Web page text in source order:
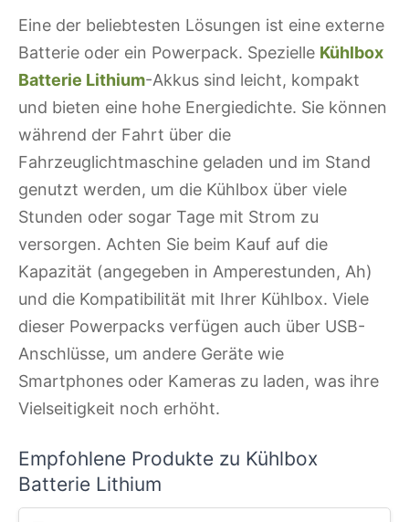
Eine der beliebtesten Lösungen ist eine externe
Batterie oder ein Powerpack. Spezielle Kühlbox
Batterie Lithium-Akkus sind leicht, kompakt
und bieten eine hohe Energiedichte. Sie können
während der Fahrt über die
Fahrzeuglichtmaschine geladen und im Stand
genutzt werden, um die Kühlbox über viele
Stunden oder sogar Tage mit Strom zu
versorgen. Achten Sie beim Kauf auf die
Kapazität (angegeben in Amperestunden, Ah)
und die Kompatibilität mit Ihrer Kühlbox. Viele
dieser Powerpacks verfügen auch über USB-
Anschlüsse, um andere Geräte wie
Smartphones oder Kameras zu laden, was ihre
Vielseitigkeit noch erhöht.
Empfohlene Produkte zu Kühlbox
Batterie Lithium